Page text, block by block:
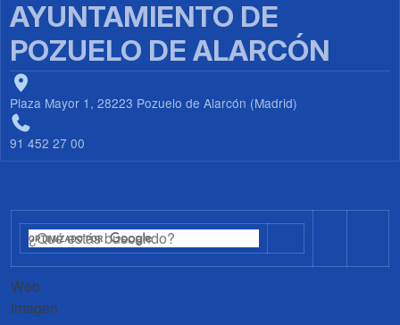
AYUNTAMIENTO DE
POZUELO DE ALARCÓN
Plaza Mayor 1, 28223 Pozuelo de Alarcón (Madrid)
91 452 27 00
Web
Imagen